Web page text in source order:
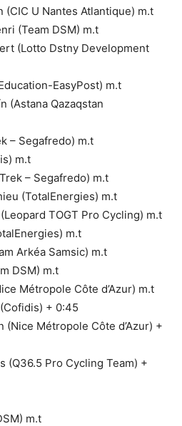
(CIC U Nantes Atlantique) m.t
(Team DSM) m.t
(Lotto Dstny Development
EasyPost) m.t
(Astana Qazaqstan
– Segafredo) m.t
m.t
– Segafredo) m.t
(TotalEnergies) m.t
TOGT Pro Cycling) m.t
m.t
Arkéa Samsic) m.t
DSM) m.t
Métropole Côte d’Azur) m.t
+ 0:45
(Nice Métropole Côte d’Azur) +
(Q36.5 Pro Cycling Team) +
m.t